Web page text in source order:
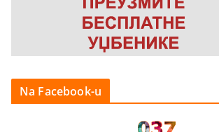
Na Facebook-u